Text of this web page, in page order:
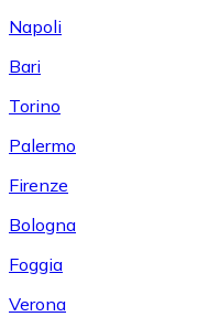
Napoli
Bari
Torino
Palermo
Firenze
Bologna
Foggia
Verona